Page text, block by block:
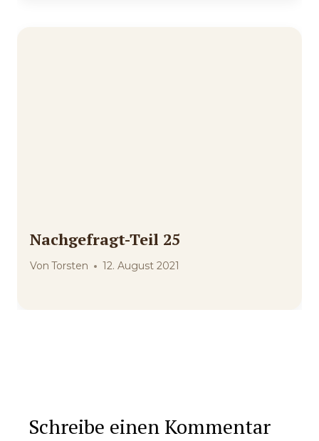
Nachgefragt-Teil 25
Von Torsten 12. August 2021
Schreibe einen Kommentar